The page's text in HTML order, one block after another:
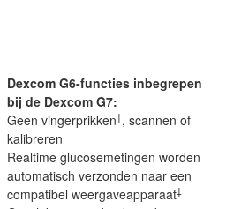
Dexcom G6-functies inbegrepen
bij de Dexcom G7:
Geen vingerprikken†, scannen of
kalibreren
Realtime glucosemetingen worden
automatisch verzonden naar een
compatibel weergaveapparaat‡